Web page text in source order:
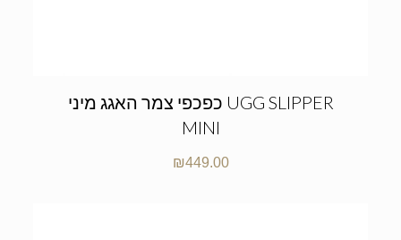
כפכפי צמר האגג מיני UGG SLIPPER
MINI
₪449.00